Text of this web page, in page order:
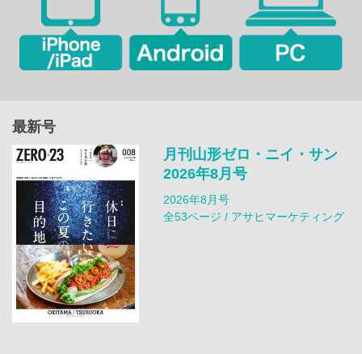
最新号
月刊山形ゼロ・ニイ・サン
2026年8月号
2026年8月号
全53ページ / アサヒマーケティング